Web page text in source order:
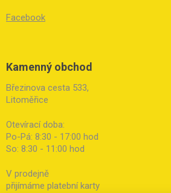
Facebook
Kamenný obchod
Březinova cesta 533,
Litoměřice
Otevírací doba:
Po-Pá: 8:30 - 17:00 hod
So: 8:30 - 11:00 hod
V prodejně
přijímáme platební karty